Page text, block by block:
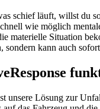
schief läuft, willst du
wie möglich
materielle Situation
sondern kann auch
Response
unsere Lösung zur